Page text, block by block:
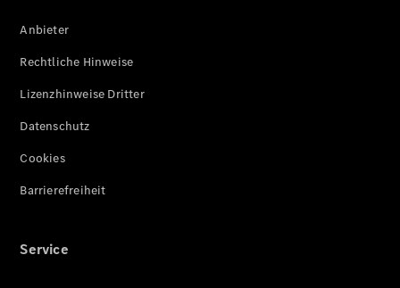
Anbieter
Rechtliche Hinweise
Lizenzhinweise Dritter
Datenschutz
Cookies
Barrierefreiheit
Service